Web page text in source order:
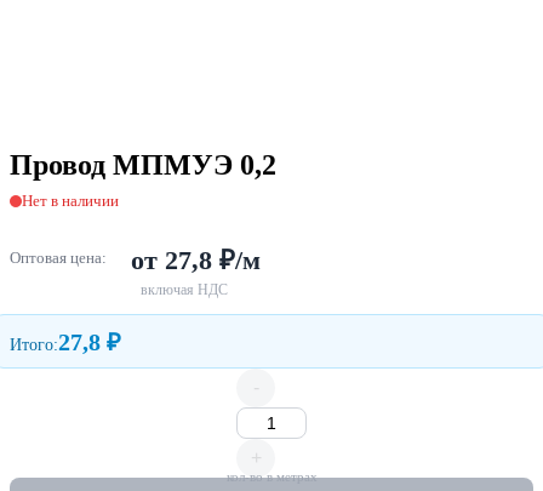
Провод МПМУЭ 0,2
Нет в наличии
Оптовая цена: от 27,8 ₽/м
включая НДС
Итого:27,8 ₽
-
+
кол-во в метрах